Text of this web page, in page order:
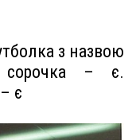
з назвою
сорочка – є.
є